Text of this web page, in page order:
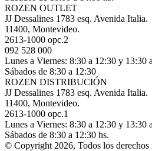
ROZEN OUTLET
JJ Dessalines 1783 esq. Avenida Italia.
11400, Montevideo.
2613-1000 opc.2
092 528 000
Lunes a Viernes: 8:30 a 12:30 y 13:30
Sábados de 8:30 a 12:30
ROZEN DISTRIBUCIÓN
JJ Dessalines 1783 esq. Avenida Italia.
11400, Montevideo.
2613-1000 opc.1
Lunes a Viernes: 8:30 a 12:30 y 13:30
Sábados de 8:30 a 12:30 hs.
© Copyright 2026, Todos los derechos